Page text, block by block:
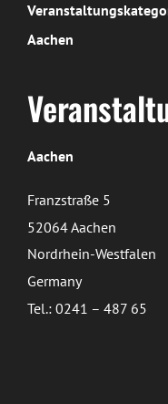
Aachen
Aachen
Franzstraße 5
52064 Aachen
Nordrhein-Westfalen
Germany
Tel.: 0241 – 487 65